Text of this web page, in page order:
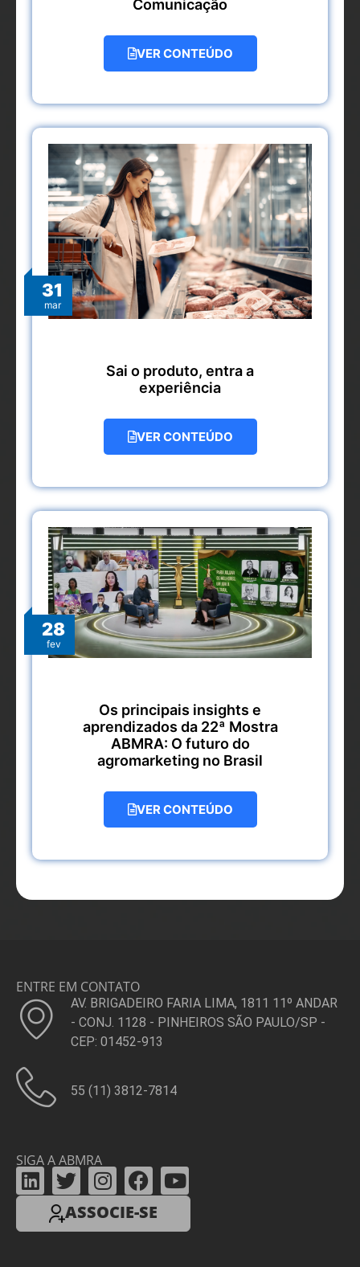
Comunicação
VER CONTEÚDO
31
mar
Sai o produto, entra a
experiência
VER CONTEÚDO
28
fev
Os principais insights e
aprendizados da 22ª Mostra
ABMRA: O futuro do
agromarketing no Brasil
VER CONTEÚDO
ENTRE EM CONTATO
AV. BRIGADEIRO FARIA LIMA, 1811 11º ANDAR
- CONJ. 1128 - PINHEIROS SÃO PAULO/SP -
CEP: 01452-913
55 (11) 3812-7814
SIGA A ABMRA
ASSOCIE-SE